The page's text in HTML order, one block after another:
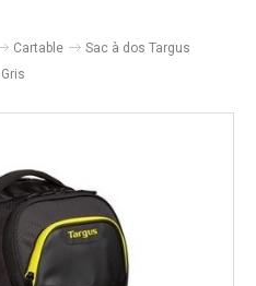
Cartable
Sac à dos Targus